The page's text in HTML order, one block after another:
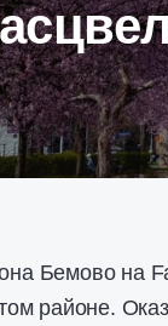
Бемово на
районе.